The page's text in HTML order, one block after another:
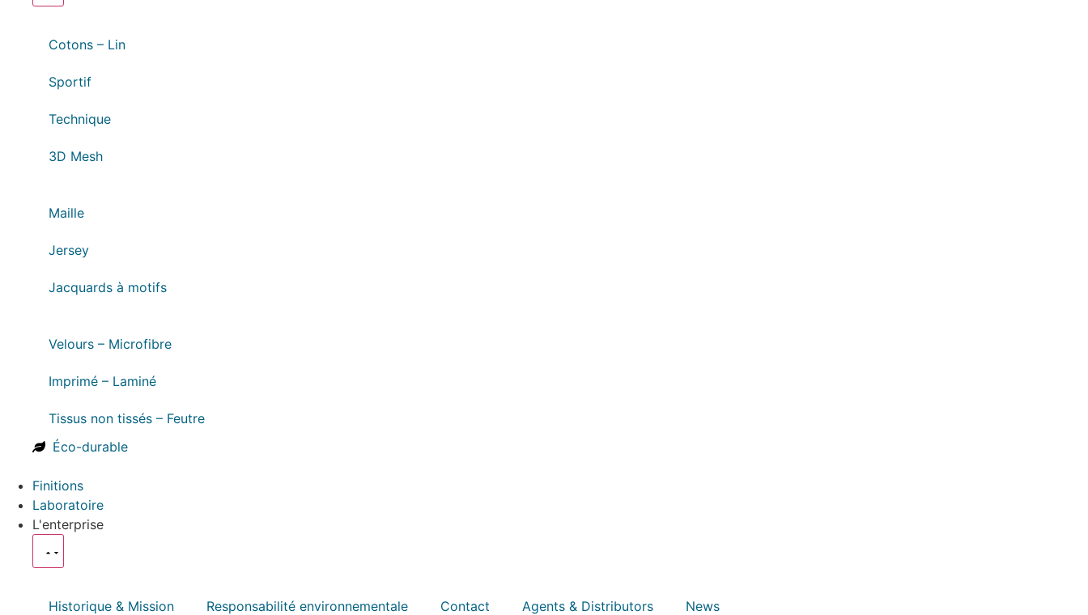
Cotons – Lin
Sportif
Technique
3D Mesh
Maille
Jersey
Jacquards à motifs
Velours – Microfibre
Imprimé – Laminé
Tissus non tissés – Feutre
Éco-durable
Finitions
Laboratoire
L'enterprise
Historique & Mission Responsabilité environnementale Contact Agents & Distributors News